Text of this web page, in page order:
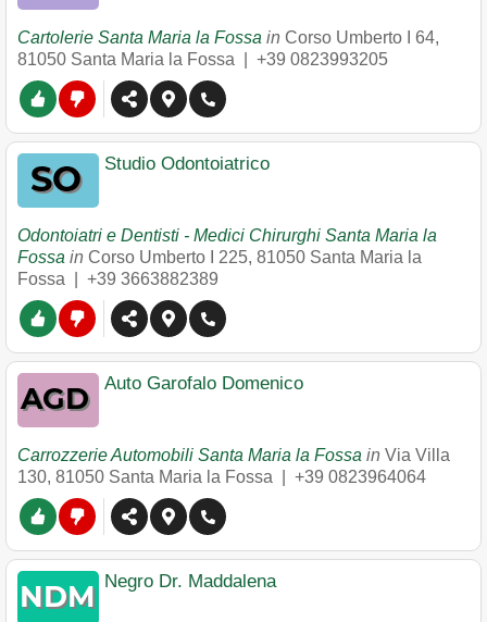
Cartolerie Santa Maria la Fossa in Corso Umberto I 64,
81050 Santa Maria la Fossa +39 0823993205
Studio Odontoiatrico
Odontoiatri e Dentisti - Medici Chirurghi Santa Maria la
Fossa in Corso Umberto I 225, 81050 Santa Maria la
Fossa
+39 3663882389
Auto Garofalo Domenico
Carrozzerie Automobili Santa Maria la Fossa in Via Villa
130, 81050 Santa Maria la Fossa +39 0823964064
Negro Dr. Maddalena